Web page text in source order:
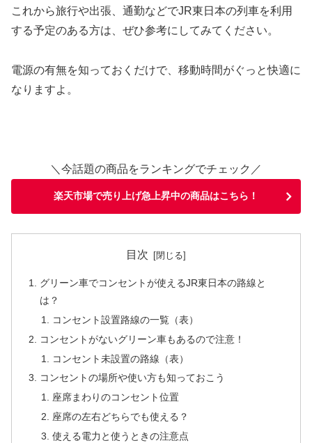
これから旅行や出張、通勤などでJR東日本の列車を利用
する予定のある方は、ぜひ参考にしてみてください。
電源の有無を知っておくだけで、移動時間がぐっと快適に
なりますよ。
＼今話題の商品をランキングでチェック／
楽天市場で売り上げ急上昇中の商品はこちら！
目次
グリーン車でコンセントが使えるJR東日本の路線と
は？
コンセント設置路線の一覧（表）
コンセントがないグリーン車もあるので注意！
コンセント未設置の路線（表）
コンセントの場所や使い方も知っておこう
座席まわりのコンセント位置
座席の左右どちらでも使える？
使える電力と使うときの注意点